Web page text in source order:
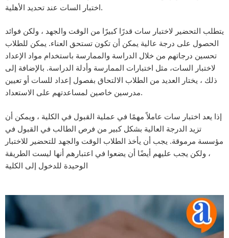
اختبار السات عند تحديد الأهلية.
يتطلب التحضير لاختبار سات قدرًا كبيرًا من الوقت والجهد ، ولكن فوائد
الحصول على درجة عالية يمكن أن تكون تستحق العناء. يمكن للطلاب
تحسين درجاتهم من خلال الدراسة والممارسة باستخدام مواد الإعداد
لاختبار السات، مثل اختبارات الممارسة وأدلة الدراسة. بالإضافة إلى
ذلك ، يختار العديد من الطلاب الالتحاق بفصول إعداد للسات أو تعيين
مدرسين خاصين لمساعدتهم على الاستعداد.
إذا يعد اختبار سات عاملاً مهمًا في عملية القبول في الكلية ، ويمكن أن
تزيد الدرجة العالية بشكل كبير من فرص الطالب في القبول في
مؤسسة مرموقة. يجب أن يأخذ الطلاب الوقت والجهد للتحضير للاختبار
، ولكن يجب عليهم أيضًا أن يضعوا في اعتبارهم أنها ليست الطريقة
الوحيدة للدخول إلى الكلية